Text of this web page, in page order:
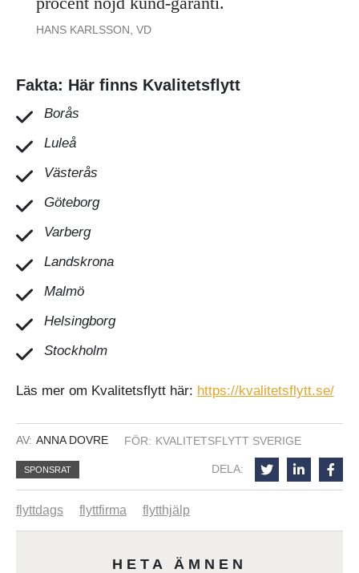
HANS KARLSSON, VD
Fakta: Här finns Kvalitetsflytt
Borås
Luleå
Västerås
Göteborg
Varberg
Landskrona
Malmö
Helsingborg
Stockholm
Läs mer om Kvalitetsflytt här: https://kvalitetsflytt.se/
AV: ANNA DOVRE FÖR: KVALITETSFLYTT SVERIGE
SPONSRAT DELA:
flyttdags flyttfirma flytthjälp
HETA ÄMNEN